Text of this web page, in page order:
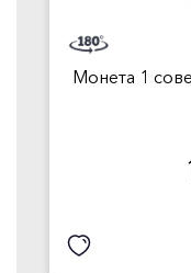
Монета 1